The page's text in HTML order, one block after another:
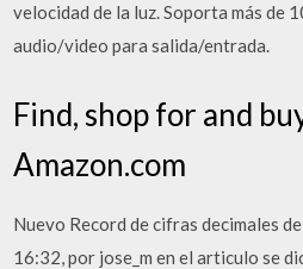
velocidad de la luz. Soporta más de
audio/video para salida/entrada.
Find, shop for and
Amazon.com
Nuevo Record de cifras decimales
16:32, por jose_m en el articulo se